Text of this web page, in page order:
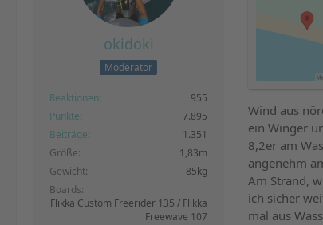
okidoki
Moderator
Reaktionen
955
Punkte
7.895
Beiträge
1.351
Größe
1,83m
Gewicht
85kg
Boards
Flikka Custom Freerider 135 / Flikka
Freewave 107
Wind aus
ein Winger
8,2er am
angenehm
Am Strand,
ich sicher
mal aus